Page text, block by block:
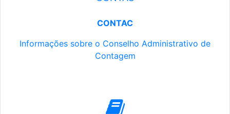
CONTAC
Informações sobre o Conselho Administrativo de
Contagem